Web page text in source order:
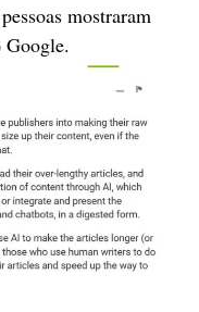
mostraram
Google.